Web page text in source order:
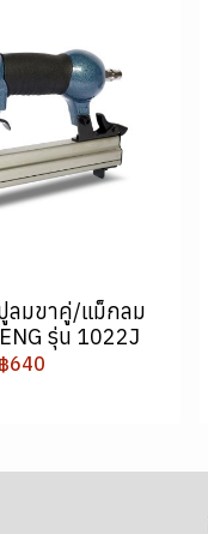
ลมขาคู่/แม็กลม
รุ่น 1022J
฿640